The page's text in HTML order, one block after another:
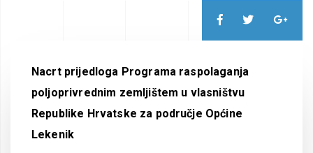
Nacrt prijedloga Programa raspolaganja
poljoprivrednim zemljištem u vlasništvu
Republike Hrvatske za područje Općine
Lekenik